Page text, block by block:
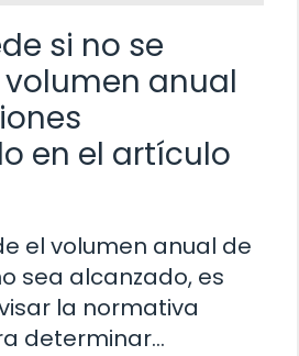
si no se
anual
en el artículo
el volumen anual de
sea alcanzado, es
la normativa
determinar…